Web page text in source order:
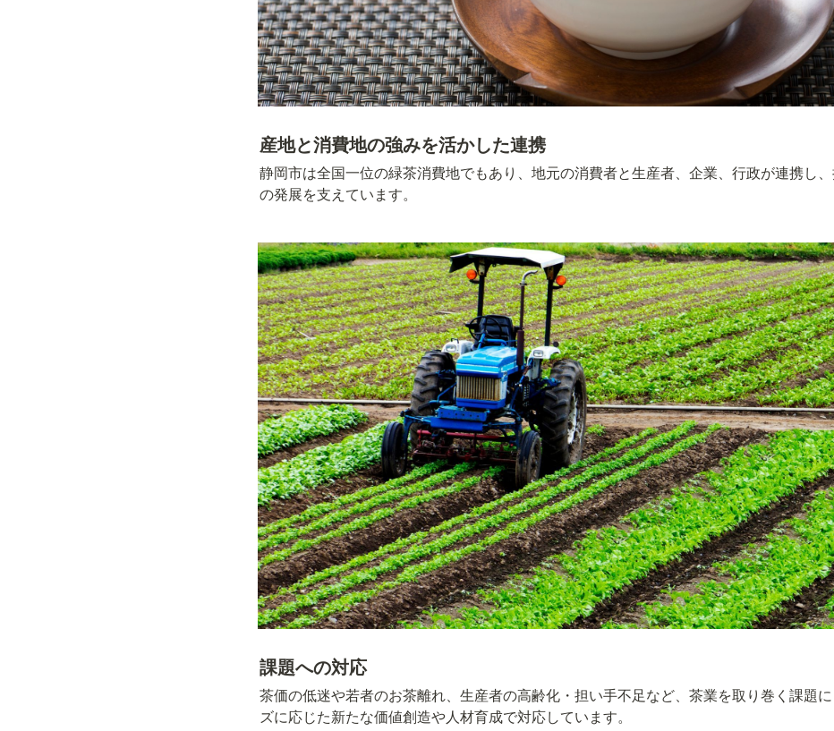
産地と消費地の強みを活かした連携
静岡市は全国一位の緑茶消費地でもあり、地元の消費者と生産者、企業、行政が連携し
の発展を支えています。
課題への対応
茶価の低迷や若者のお茶離れ、生産者の高齢化・担い手不足など、茶業を取り巻く課題
ズに応じた新たな価値創造や人材育成で対応しています。